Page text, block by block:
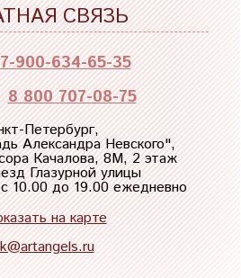
СВЯЗЬ
900-634-65-35
8 800 707-08-75
Петербург,
Александра Невского",
Качалова, 8М, 2 этаж
Глазурной улицы
10.00 до 19.00 ежедневно
на карте